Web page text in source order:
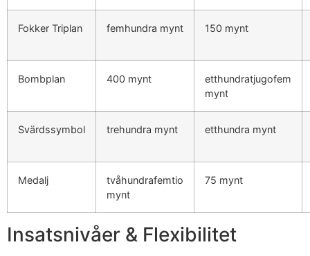
Fokker Triplan femhundra mynt 150 mynt
Bombplan 400 mynt
etthundratjugofem
mynt
Svärdssymbol trehundra mynt etthundra mynt
Medalj
tvåhundrafemtio
mynt
75 mynt
Insatsnivåer & Flexibilitet